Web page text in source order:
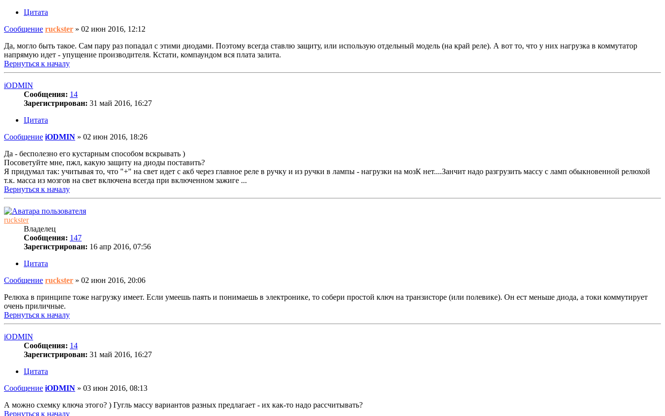
Цитата
Сообщение ruckster » 02 июн 2016, 12:12
Да, могло быть такое. Сам пару раз попадал с этими диодами. Поэтому всегда ставлю защиту, или использую отдельный модель (на край реле). А вот то, что у них нагрузка в коммутатор
напрямую идет - упущение производителя. Кстати, компаундом вся плата залита.
Вернуться к началу
iODMIN
Сообщения: 14
Зарегистрирован: 31 май 2016, 16:27
Цитата
Сообщение iODMIN » 02 июн 2016, 18:26
Да - бесполезно его кустарным способом вскрывать )
Посоветуйте мне, пжл, какую защиту на диоды поставить?
Я придумал так: учитывая то, что "+" на свет идет с акб через главное реле в ручку и из ручки в лампы - нагрузки на мозК нет....Занчит надо разгрузить массу с ламп обыкновенной релюхой
т.к. масса из мозгов на свет включена всегда при включенном зажиге ...
Вернуться к началу
ruckster
Владелец
Сообщения: 147
Зарегистрирован: 16 апр 2016, 07:56
Цитата
Сообщение ruckster » 02 июн 2016, 20:06
Релюха в принципе тоже нагрузку имеет. Если умеешь паять и понимаешь в электронике, то собери простой ключ на транзисторе (или полевике). Он ест меньше диода, а токи коммутирует
очень приличные.
Вернуться к началу
iODMIN
Сообщения: 14
Зарегистрирован: 31 май 2016, 16:27
Цитата
Сообщение iODMIN » 03 июн 2016, 08:13
А можно схемку ключа этого? ) Гугль массу вариантов разных предлагает - их как-то надо рассчитывать?
Вернуться к началу